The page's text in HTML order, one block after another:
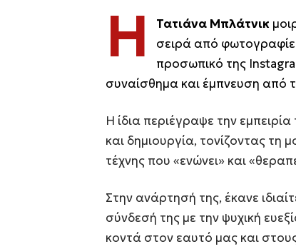
Η Τατιάνα Μπλάτνικ
σειρά από
προσωπικό της
συναίσθημα και έμπνευση από
Η ίδια περιέγραψε την
και δημιουργία, τονίζοντας τη
τέχνης που «ενώνει» και
Στην ανάρτησή της, έκανε
σύνδεσή της με την ψυχική
κοντά στον εαυτό μας και